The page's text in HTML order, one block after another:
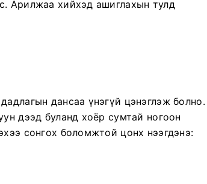
Арилжаа хийхэд ашиглахын тулд
дансаа үнэгүй цэнэглэж болно.
дээд буланд хоёр сумтай ногоон
сонгох боломжтой цонх нээгдэнэ: